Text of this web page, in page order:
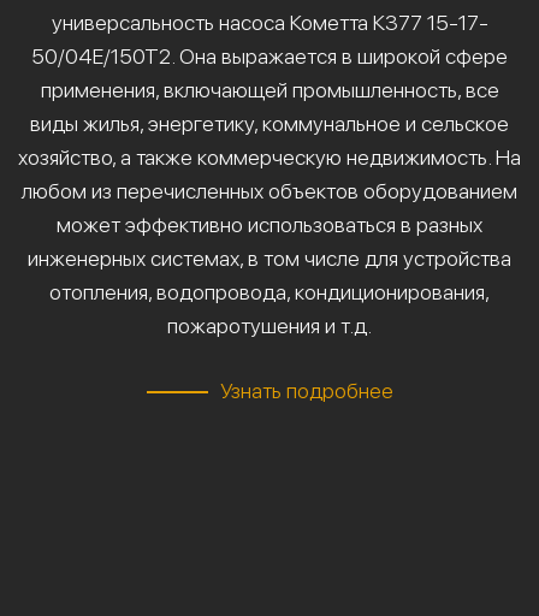
универсальность насоса Кометта К377 15-17-
50/04Е/150Т2. Она выражается в широкой сфере
применения, включающей промышленность, все
виды жилья, энергетику, коммунальное и сельское
хозяйство, а также коммерческую недвижимость. На
любом из перечисленных объектов оборудованием
может эффективно использоваться в разных
инженерных системах, в том числе для устройства
отопления, водопровода, кондиционирования,
пожаротушения и т.д.
Узнать подробнее